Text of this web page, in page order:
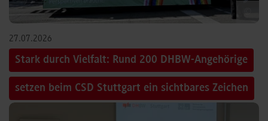
27.07.2026
Stark durch Vielfalt: Rund 200 DHBW-Angehörige
setzen beim CSD Stuttgart ein sichtbares Zeichen